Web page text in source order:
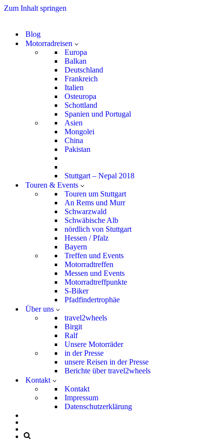
Zum Inhalt springen
Blog
Motorradreisen
Europa
Balkan
Deutschland
Frankreich
Italien
Osteuropa
Schottland
Spanien und Portugal
Asien
Mongolei
China
Pakistan
Stuttgart – Nepal 2018
Touren & Events
Touren um Stuttgart
An Rems und Murr
Schwarzwald
Schwäbische Alb
nördlich von Stuttgart
Hessen / Pfalz
Bayern
Treffen und Events
Motorradtreffen
Messen und Events
Motorradtreffpunkte
S-Biker
Pfadfindertrophäe
Über uns
travel2wheels
Birgit
Ralf
Unsere Motorräder
in der Presse
unsere Reisen in der Presse
Berichte über travel2wheels
Kontakt
Kontakt
Impressum
Datenschutzerklärung